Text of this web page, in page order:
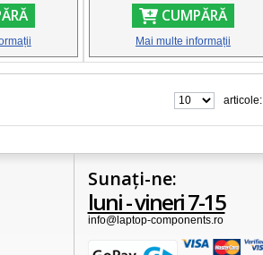
CUMPĂRĂ
Mai multe informații
articole:
Sunați-ne:
luni - vineri 7-15
info@laptop-components.ro